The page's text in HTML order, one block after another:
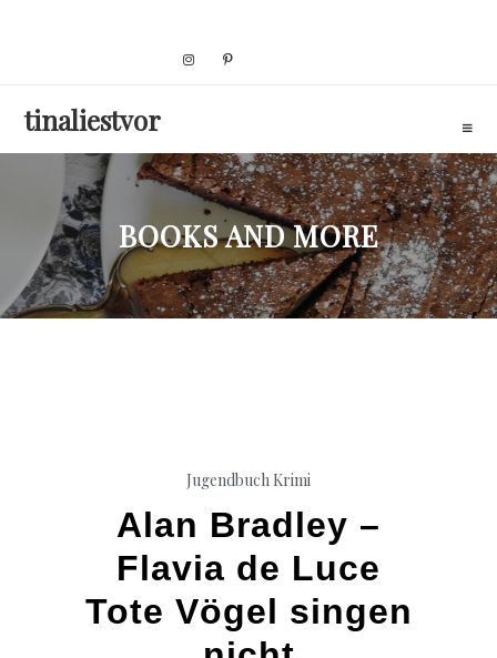
tinaliestvor
BOOKS AND MORE
Jugendbuch Krimi
Alan Bradley –
Flavia de Luce
Tote Vögel singen